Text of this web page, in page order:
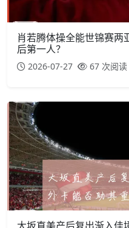
肖若腾体操全能世锦赛两
后第一人？
2026-07-27 67 次阅读